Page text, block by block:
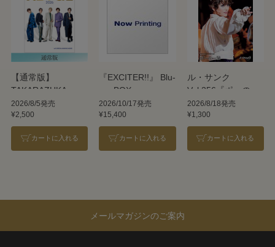
【通常版】
TAKARAZUKA
REVUE 2026
2026/8/5発売
¥2,500
カートに入れる
『EXCITER!!』 Blu-
ray BOX
2026/10/17発売
¥15,400
カートに入れる
ル・サンク
Vol.256『ポーの一
族』＜雪組＞
2026/8/18発売
¥1,300
カートに入れる
メールマガジンのご案内